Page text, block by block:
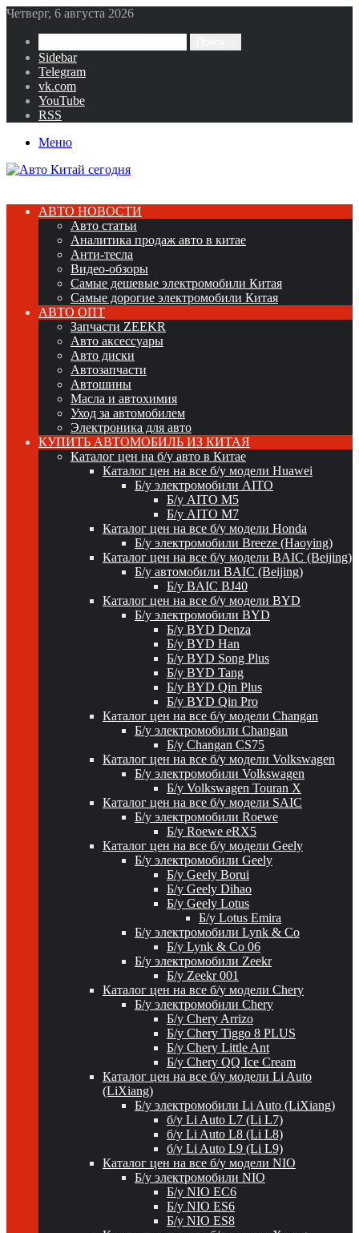
Четверг, 6 августа 2026
Sidebar
Telegram
vk.com
YouTube
RSS
Меню
АВТО НОВОСТИ
Авто статьи
Аналитика продаж авто в китае
Анти-тесла
Видео-обзоры
Самые дешевые электромобили Китая
Самые дорогие электромобили Китая
АВТО ОПТ
Запчасти ZEEKR
Авто аксессуары
Авто диски
Автозапчасти
Автошины
Масла и автохимия
Уход за автомобилем
Электроника для авто
КУПИТЬ АВТОМОБИЛЬ ИЗ КИТАЯ
Каталог цен на б/у авто в Китае
Каталог цен на все б/у модели Huawei
Б/у электромобили AITO
Б/у AITO M5
Б/у AITO M7
Каталог цен на все б/у модели Honda
Б/у электромобили Breeze (Haoying)
Каталог цен на все б/у модели BAIC (Beijing)
Б/у автомобили BAIC (Beijing)
Б/у BAIC BJ40
Каталог цен на все б/у модели BYD
Б/у электромобили BYD
Б/у BYD Denza
Б/у BYD Han
Б/у BYD Song Plus
Б/у BYD Tang
Б/у BYD Qin Plus
Б/у BYD Qin Pro
Каталог цен на все б/у модели Changan
Б/у электромобили Changan
Б/у Changan CS75
Каталог цен на все б/у модели Volkswagen
Б/у электромобили Volkswagen
Б/у Volkswagen Touran X
Каталог цен на все б/у модели SAIC
Б/у электромобили Roewe
Б/у Roewe eRX5
Каталог цен на все б/у модели Geely
Б/у электромобили Geely
Б/у Geely Borui
Б/у Geely Dihao
Б/у Geely Lotus
Б/у Lotus Emira
Б/у электромобили Lynk & Co
Б/у Lynk & Co 06
Б/у электромобили Zeekr
Б/у Zeekr 001
Каталог цен на все б/у модели Chery
Б/у электромобили Chery
Б/у Chery Arrizo
Б/у Chery Tiggo 8 PLUS
Б/у Chery Little Ant
Б/у Chery QQ Ice Cream
Каталог цен на все б/у модели Li Auto
(LiXiang)
Б/у электромобили Li Auto (LiXiang)
б/у Li Auto L7 (Li L7)
б/у Li Auto L8 (Li L8)
б/у Li Auto L9 (Li L9)
Каталог цен на все б/у модели NIO
Б/у электромобили NIO
Б/у NIO EC6
Б/у NIO ES6
Б/у NIO ES8